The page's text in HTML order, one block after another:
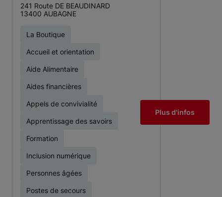
241 Route DE BEAUDINARD
13400 AUBAGNE
La Boutique
Accueil et orientation
Aide Alimentaire
Aides financières
Appels de convivialité
Apprentissage des savoirs
Formation
Inclusion numérique
Personnes âgées
Postes de secours
Plus d'infos